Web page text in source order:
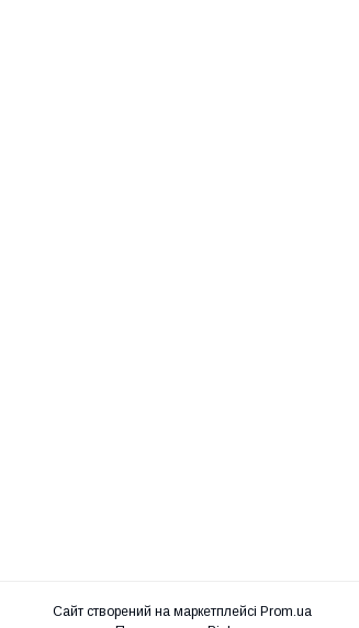
Сайт створений на маркетплейсі Prom.ua